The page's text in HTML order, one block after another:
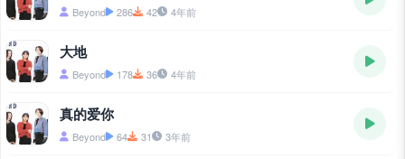
Beyond 286 42 4年前
大地
Beyond 178 36 4年前
真的爱你
Beyond 64 31 3年前